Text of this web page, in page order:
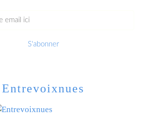
Entrevoixnues